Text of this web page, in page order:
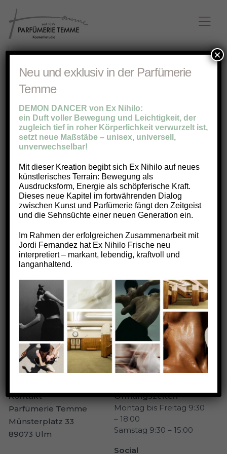
Nightology
PETRA LUDIN
14.05.2026
N, PARFÜM-MARKE
Kontakt
Parfümerie Temme
Münsterplatz 33
89073 Ulm
Öffnungszeiten
Montag bis Freitag 9:30
– 18:00
Samstag 9:30 – 15:00
Social
Neu und exklusiv in der Parfümerie
Temme
DEMON DANCER von Ex Nihilo:
ein Duft voller Bewegung und Leichtigkeit, der
zugleich tief in roher Körperlichkeit verwurzelt ist,
setzt neue Maßstäbe – unisex, universell,
unverwechselbar!
Mit dieser Kreation begibt sich Ex Nihilo auf neues
künstlerisches Terrain: Bewegung als
Ausdrucksform, Energie als schöpferische Kraft.
Dieses neue Kapitel im fortwährenden Dialog
zwischen Kunst und Parfümerie fängt den Zeitgeist
und die Sehnsüchte einer neuen Generation ein.
Im Rahmen der erfolgreichen Zusammenarbeit mit
Jordi Fernandez hat Ex Nihilo Frische neu
interpretiert – markant, lebendig, kraftvoll und
langanhaltend.
×